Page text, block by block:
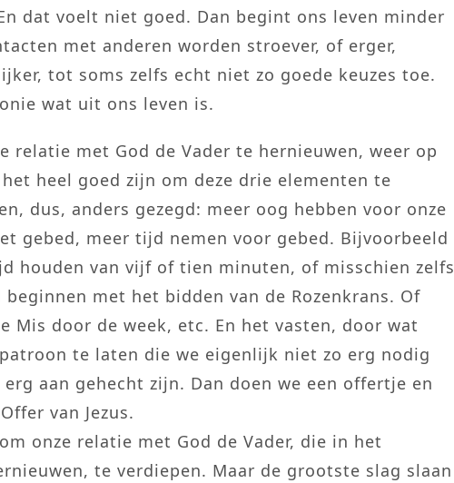
dat voelt niet goed. Dan begint ons leven minder
met anderen worden stroever, of erger,
tot soms zelfs echt niet zo goede keuzes toe.
wat uit ons leven is.
relatie met God de Vader te hernieuwen, weer op
heel goed zijn om deze drie elementen te
dus, anders gezegd: meer oog hebben voor onze
gebed, meer tijd nemen voor gebed. Bijvoorbeeld
houden van vijf of tien minuten, of misschien zelfs
met het bidden van de Rozenkrans. Of
Mis door de week, etc. En het vasten, door wat
te laten die we eigenlijk niet zo erg nodig
aan gehecht zijn. Dan doen we een offertje en
van Jezus.
onze relatie met God de Vader, die in het
te verdiepen. Maar de grootste slag slaan